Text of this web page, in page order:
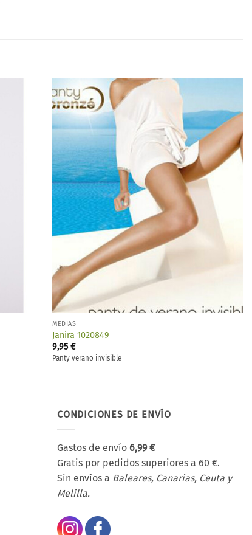
Añadir
a la
lista
deseos
MEDIAS
Janira 1020849
9,95€
Panty verano invisible
CONDICIONES DE ENVÍO
Gastos de envío 6,99 €
Gratis por pedidos superiores a 60 €.
Sin envíos a Baleares, Canarias, Ceuta y
Melilla.